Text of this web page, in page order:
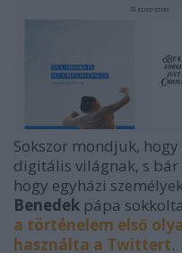
Sokszor mondjuk,
digitális világnak, s
hogy egyházi
Benedek pápa
a történelem első
használta a Twittert.